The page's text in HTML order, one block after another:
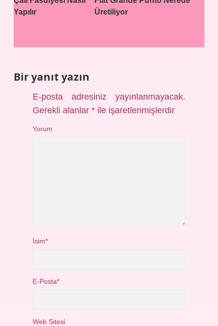
Yapılır
Üretiliyor
Bir yanıt yazın
E-posta adresiniz yayınlanmayacak.
Gerekli alanlar* ile işaretlenmişlerdir
Yorum
İsim*
E-Posta*
Web Sitesi